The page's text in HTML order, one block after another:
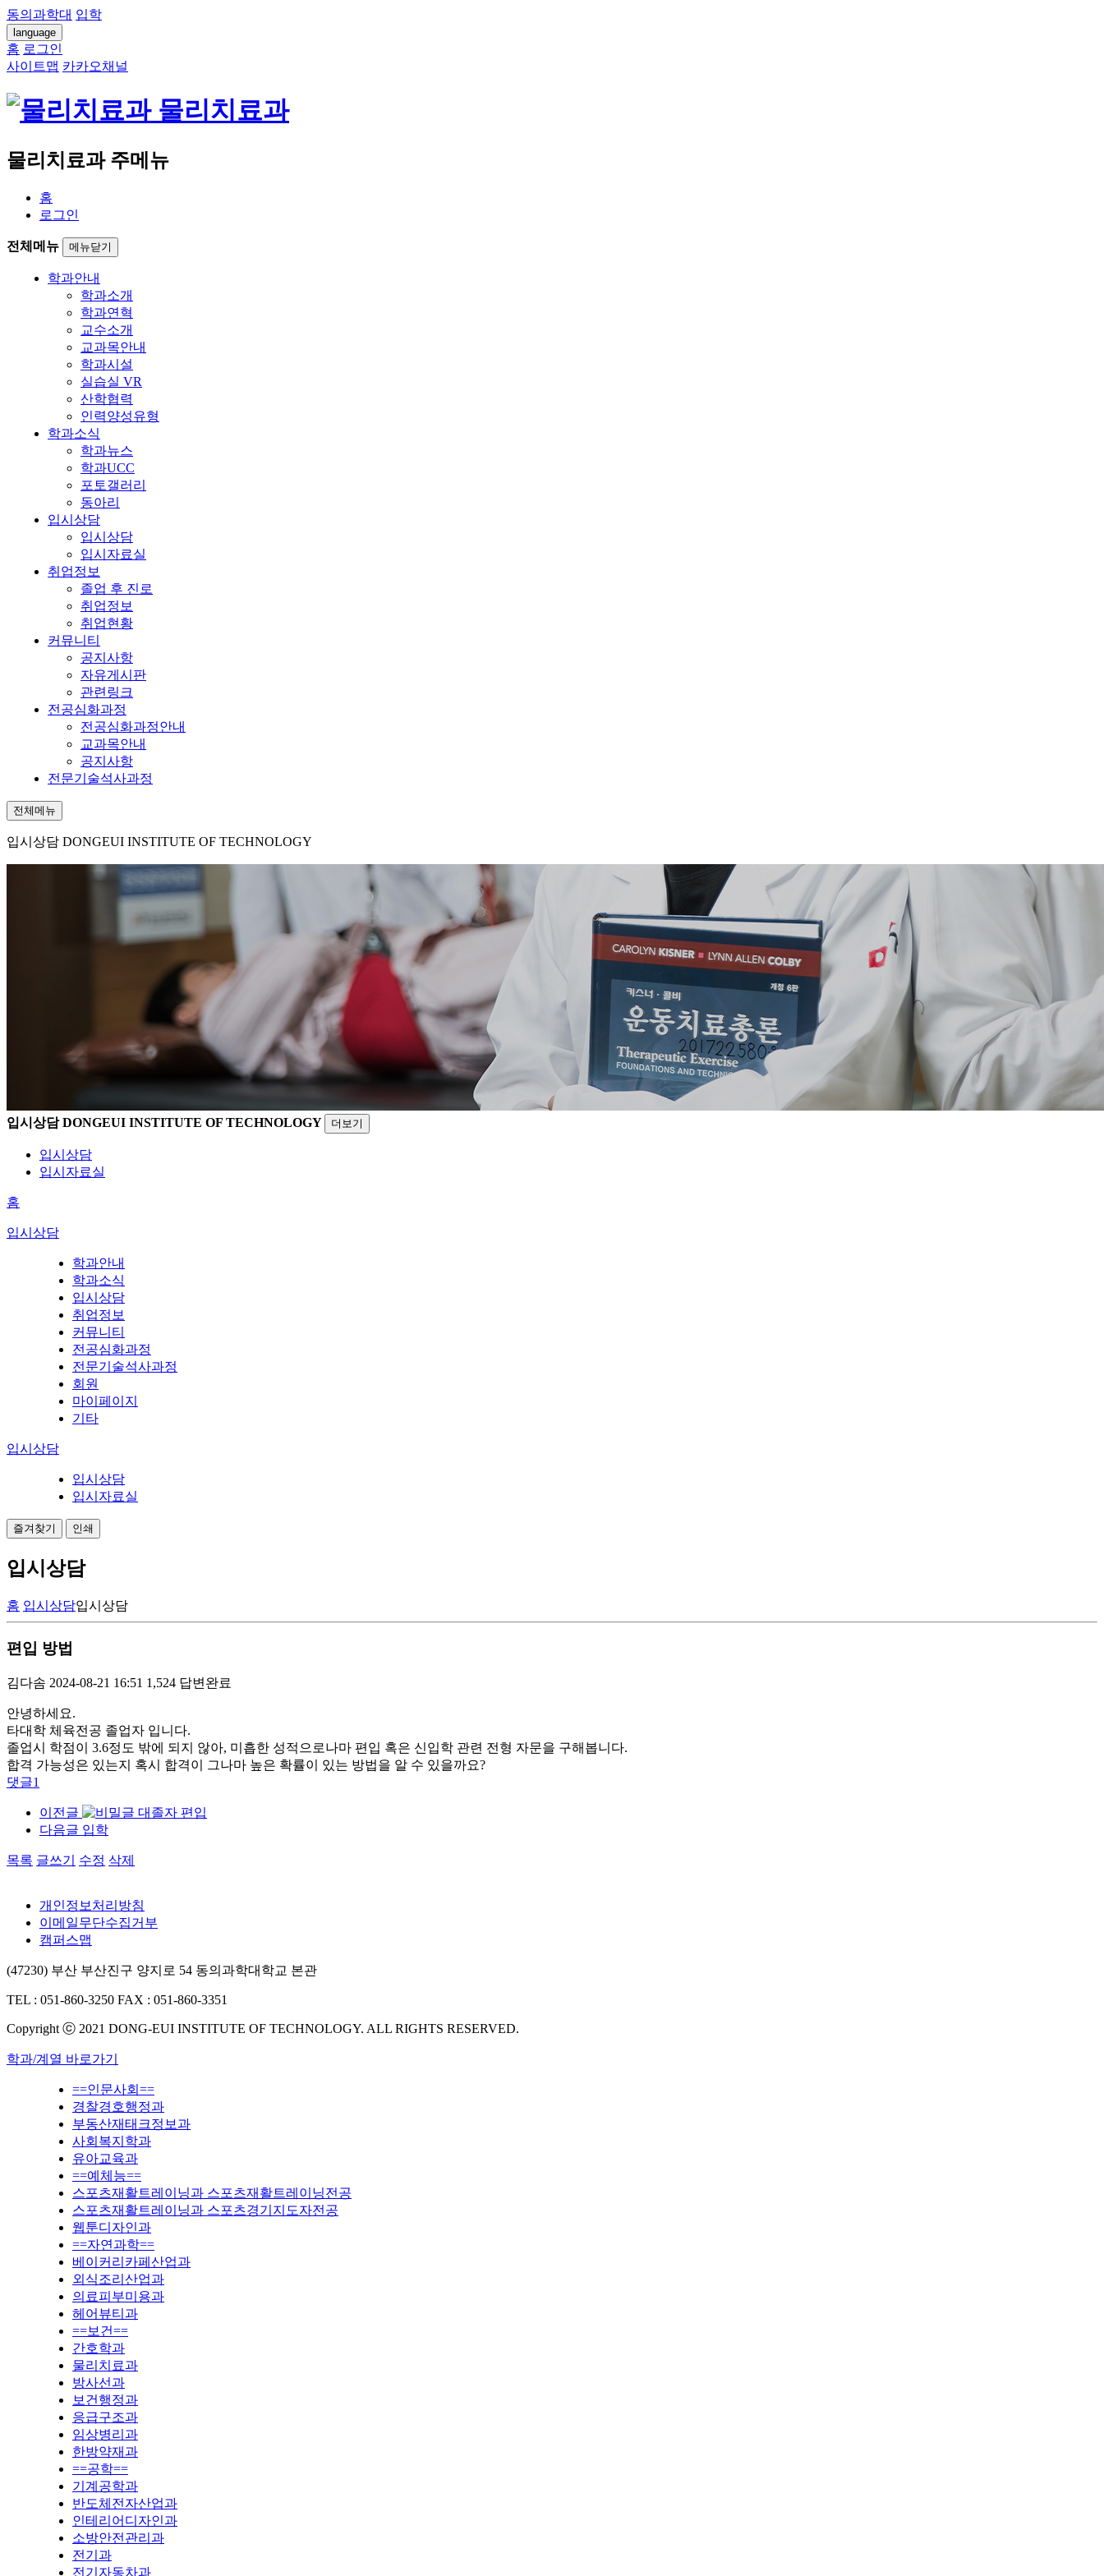
동의과학대 입학
language
홈 로그인
사이트맵 카카오채널
물리치료과
물리치료과 주메뉴
홈
로그인
전체메뉴 메뉴닫기
학과안내
학과소개
학과연혁
교수소개
교과목안내
학과시설
실습실 VR
산학협력
인력양성유형
학과소식
학과뉴스
학과UCC
포토갤러리
동아리
입시상담
입시상담
입시자료실
취업정보
졸업 후 진로
취업정보
취업현황
커뮤니티
공지사항
자유게시판
관련링크
전공심화과정
전공심화과정안내
교과목안내
공지사항
전문기술석사과정
전체메뉴
입시상담 DONGEUI INSTITUTE OF TECHNOLOGY
입시상담DONGEUI INSTITUTE OF TECHNOLOGY 더보기
입시상담
입시자료실
홈
입시상담
학과안내
학과소식
입시상담
취업정보
커뮤니티
전공심화과정
전문기술석사과정
회원
마이페이지
기타
입시상담
입시상담
입시자료실
즐겨찾기 인쇄
입시상담
홈 입시상담입시상담
편입 방법
김다솜 2024-08-21 16:51 1,524 답변완료
안녕하세요.
타대학 체육전공 졸업자 입니다.
졸업시 학점이 3.6정도 밖에 되지 않아, 미흡한 성적으로나마 편입 혹은 신입학 관련 전형 자문을 구해봅니다.
합격 가능성은 있는지 혹시 합격이 그나마 높은 확률이 있는 방법을 알 수 있을까요?
댓글1
이전글
대졸자 편입
다음글 입학
목록 글쓰기 수정 삭제
개인정보처리방침
이메일무단수집거부
캠퍼스맵
(47230) 부산 부산진구 양지로 54 동의과학대학교 본관
TEL : 051-860-3250 FAX : 051-860-3351
Copyright ⓒ 2021 DONG-EUI INSTITUTE OF TECHNOLOGY. ALL RIGHTS RESERVED.
학과/계열 바로가기
==인문사회==
경찰경호행정과
부동산재태크정보과
사회복지학과
유아교육과
==예체능==
스포츠재활트레이닝과 스포츠재활트레이닝전공
스포츠재활트레이닝과 스포츠경기지도자전공
웹툰디자인과
==자연과학==
베이커리카페산업과
외식조리산업과
의료피부미용과
헤어뷰티과
==보건==
간호학과
물리치료과
방사선과
보건행정과
응급구조과
임상병리과
한방약재과
==공학==
기계공학과
반도체전자산업과
인테리어디자인과
소방안전관리과
전기과
전기자동차과